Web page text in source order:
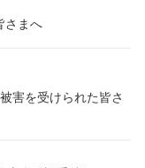
さまへ
害を受けられた皆さ